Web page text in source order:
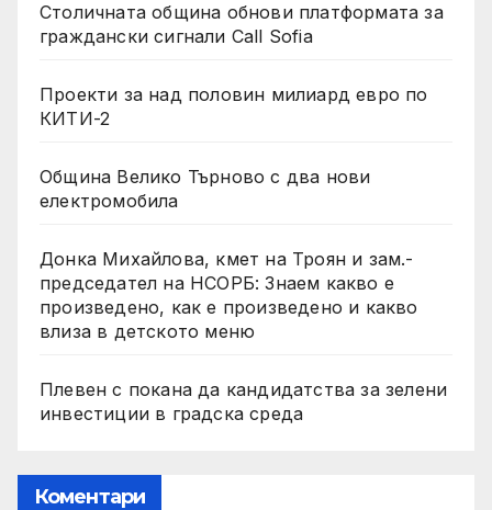
Столичната община обнови платформата за
граждански сигнали Call Sofia
Проекти за над половин милиард евро по
КИТИ-2
Община Велико Търново с два нови
електромобила
Донка Михайлова, кмет на Троян и зам.-
председател на НСОРБ: Знаем какво е
произведено, как е произведено и какво
влиза в детското меню
Плевен с покана да кандидатства за зелени
инвестиции в градска среда
Коментари